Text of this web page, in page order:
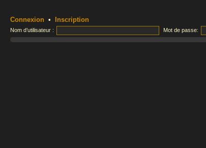
Connexion • Inscription
Nom d’utilisateur : Mot de passe: